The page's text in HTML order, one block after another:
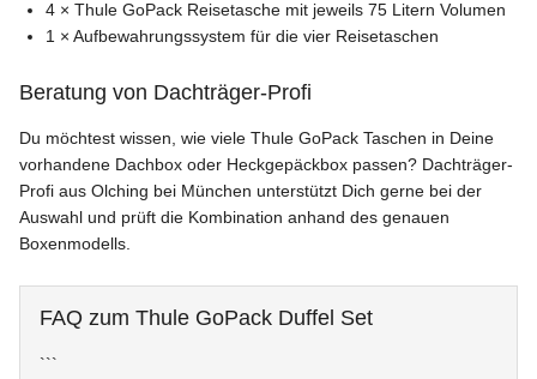
4 × Thule GoPack Reisetasche mit jeweils 75 Litern Volumen
1 × Aufbewahrungssystem für die vier Reisetaschen
Beratung von Dachträger-Profi
Du möchtest wissen, wie viele Thule GoPack Taschen in Deine
vorhandene Dachbox oder Heckgepäckbox passen? Dachträger-
Profi aus Olching bei München unterstützt Dich gerne bei der
Auswahl und prüft die Kombination anhand des genauen
Boxenmodells.
FAQ zum Thule GoPack Duffel Set
```